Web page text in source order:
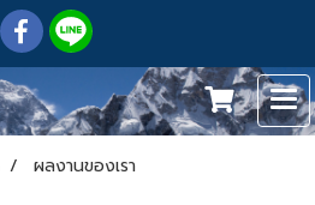
ผลงานของเรา